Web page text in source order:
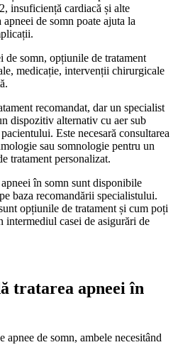
insuficiență cardiacă și alte
de somn poate ajuta la
de somn, opțiunile de tratament
medicație, intervenții chirurgicale
recomandat, dar un specialist
dispozitiv alternativ cu aer sub
Este necesară consultarea
sau somnologie pentru un
tratament personalizat.
în somn sunt disponibile
baza recomandării specialistului.
opțiunile de tratament și cum poți
intermediul casei de asigurări de
tratarea apneei în
de somn, ambele necesitând